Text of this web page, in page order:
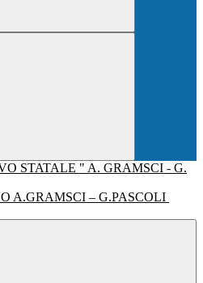
A.GRAMSCI – G.PASCOLI